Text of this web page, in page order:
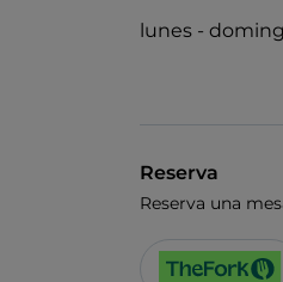
lunes -
Reserva
Reserva una